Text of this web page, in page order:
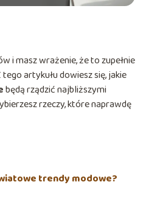
i masz wrażenie, że to zupełnie
artykułu dowiesz się, jakie
będą rządzić najbliższymi
rzeczy, które naprawdę
trendy modowe?